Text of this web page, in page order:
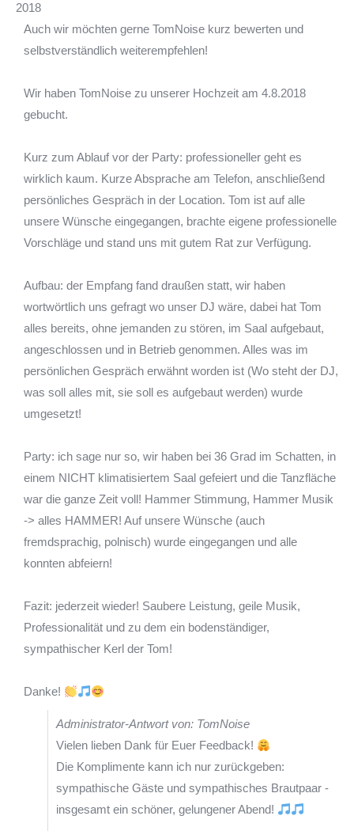
2018
Auch wir möchten gerne TomNoise kurz bewerten und
selbstverständlich weiterempfehlen!
Wir haben TomNoise zu unserer Hochzeit am 4.8.2018
gebucht.
Kurz zum Ablauf vor der Party: professioneller geht es
wirklich kaum. Kurze Absprache am Telefon, anschließend
persönliches Gespräch in der Location. Tom ist auf alle
unsere Wünsche eingegangen, brachte eigene professionelle
Vorschläge und stand uns mit gutem Rat zur Verfügung.
Aufbau: der Empfang fand draußen statt, wir haben
wortwörtlich uns gefragt wo unser DJ wäre, dabei hat Tom
alles bereits, ohne jemanden zu stören, im Saal aufgebaut,
angeschlossen und in Betrieb genommen. Alles was im
persönlichen Gespräch erwähnt worden ist (Wo steht der DJ,
was soll alles mit, sie soll es aufgebaut werden) wurde
umgesetzt!
Party: ich sage nur so, wir haben bei 36 Grad im Schatten, in
einem NICHT klimatisiertem Saal gefeiert und die Tanzfläche
war die ganze Zeit voll! Hammer Stimmung, Hammer Musik
-> alles HAMMER! Auf unsere Wünsche (auch
fremdsprachig, polnisch) wurde eingegangen und alle
konnten abfeiern!
Fazit: jederzeit wieder! Saubere Leistung, geile Musik,
Professionalität und zu dem ein bodenständiger,
sympathischer Kerl der Tom!
Danke!
Administrator-Antwort von: TomNoise
Vielen lieben Dank für Euer Feedback!
Die Komplimente kann ich nur zurückgeben:
sympathische Gäste und sympathisches Brautpaar -
insgesamt ein schöner, gelungener Abend!